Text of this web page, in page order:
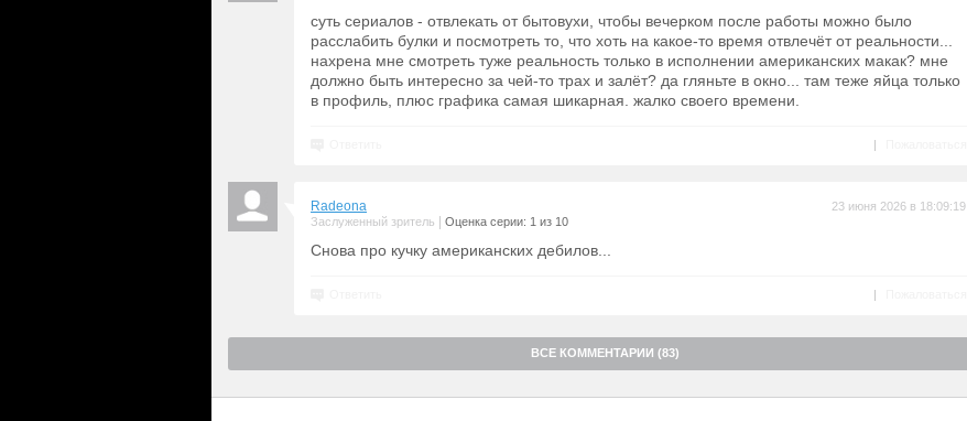
суть сериалов - отвлекать от бытовухи, чтобы вечерком после работы можно было
расслабить булки и посмотреть то, что хоть на какое-то время отвлечёт от реальности...
нахрена мне смотреть туже реальность только в исполнении американских макак? мне
должно быть интересно за чей-то трах и залёт? да гляньте в окно... там теже яйца только
в профиль, плюс графика самая шикарная. жалко своего времени.
|
Radeona
Заслуженный зритель Оценка серии: 1 из 10
23 июня 2026 в 18:09:19
Снова про кучку американских дебилов...
|
ВСЕ КОММЕНТАРИИ (83)